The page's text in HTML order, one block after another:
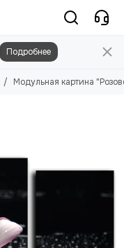
Подробнее
Модульная картина